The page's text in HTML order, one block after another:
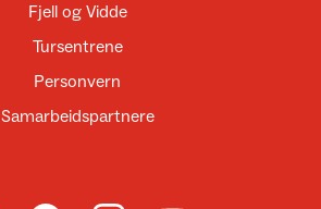
Fjell og Vidde
Tursentrene
Personvern
Samarbeidspartnere